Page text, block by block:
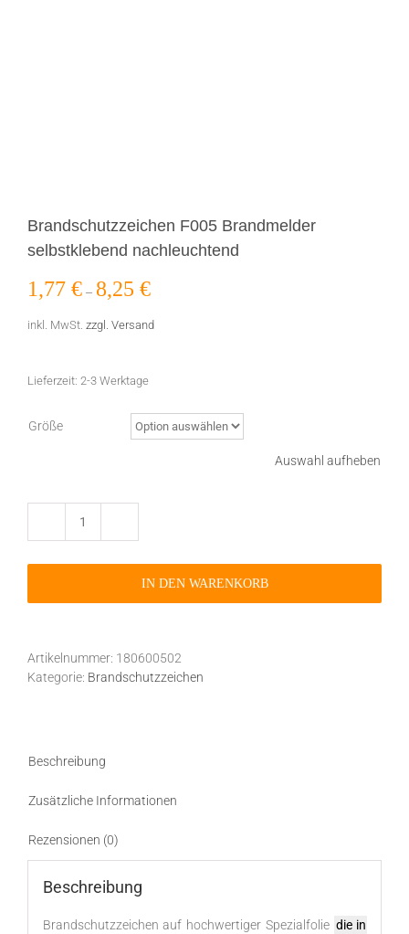
Brandschutzzeichen F005 Brandmelder
selbstklebend nachleuchtend
1,77 € – 8,25 €
inkl. MwSt. zzgl. Versand
Lieferzeit: 2-3 Werktage
Größe
Auswahl aufheben
Brandschutzzeichen
Brandmelder
selbstklebend
nachleuchtend
IN DEN WARENKORB
Artikelnummer: 180600502
Kategorie: Brandschutzzeichen
Beschreibung
Zusätzliche Informationen
Rezensionen (0)
Beschreibung
Brandschutzzeichen auf hochwertiger Spezialfolie die in